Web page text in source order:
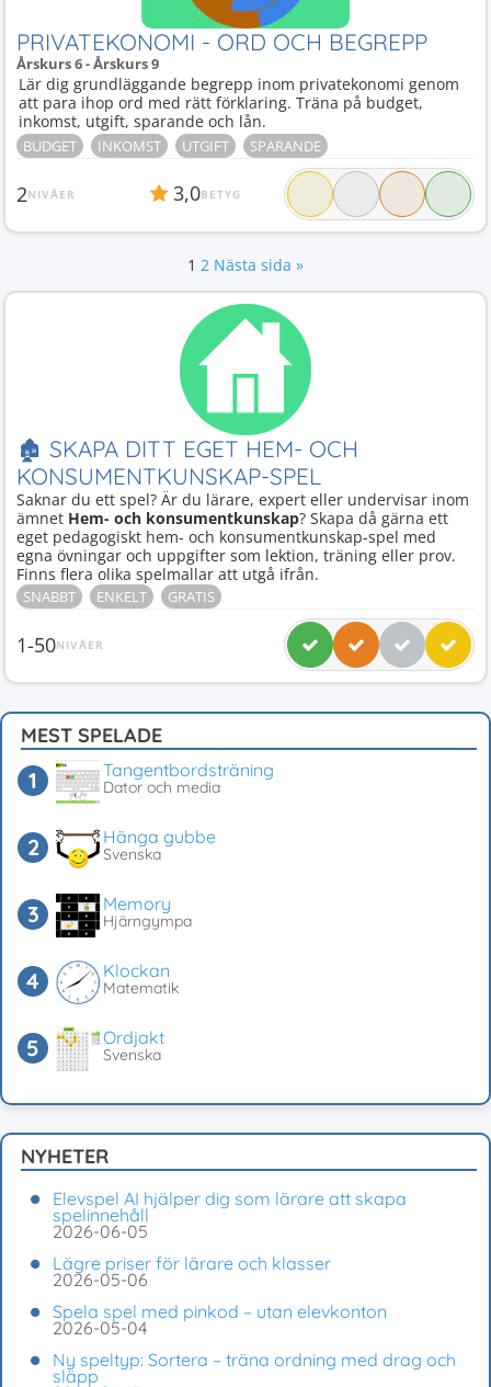
PRIVATEKONOMI - ORD OCH BEGREPP
Årskurs 6 - Årskurs 9
Lär dig grundläggande begrepp inom privatekonomi genom
att para ihop ord med rätt förklaring. Träna på budget,
inkomst, utgift, sparande och lån.
BUDGET INKOMST UTGIFT SPARANDE
2NIVÅER 3,0BETYG
1 2 Nästa sida »
🏚 SKAPA DITT EGET HEM- OCH
KONSUMENTKUNSKAP-SPEL
Saknar du ett spel? Är du lärare, expert eller undervisar inom
ämnet Hem- och konsumentkunskap? Skapa då gärna ett
eget pedagogiskt hem- och konsumentkunskap-spel med
egna övningar och uppgifter som lektion, träning eller prov.
Finns flera olika spelmallar att utgå ifrån.
SNABBT ENKELT GRATIS
1-50NIVÅER
MEST SPELADE
Tangentbordsträning
Dator och media
Hänga gubbe
Svenska
Memory
Hjärngympa
Klockan
Matematik
Ordjakt
Svenska
NYHETER
Elevspel AI hjälper dig som lärare att skapa
spelinnehåll
2026-06-05
Lägre priser för lärare och klasser
2026-05-06
Spela spel med pinkod – utan elevkonton
2026-05-04
Ny speltyp: Sortera – träna ordning med drag och
släpp